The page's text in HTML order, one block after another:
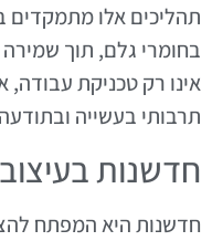
תהליכים אלו מתמקדים
בחומרי גלם, תוך שמירה
אינו רק טכניקת עבודה,
תרבותי בעשייה
חדשנות
חדשנות היא המפתח